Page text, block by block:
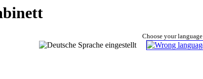
Choose your language